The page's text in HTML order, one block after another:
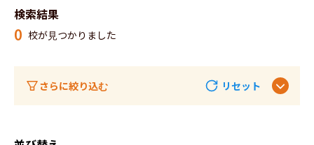
検索結果
0 校が見つかりました
さらに絞り込む リセット